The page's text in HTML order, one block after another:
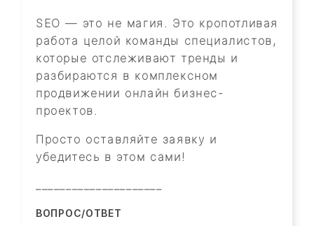
SEO — это не магия. Это кропотливая
работа целой команды специалистов,
которые отслеживают тренды и
разбираются в комплексном
продвижении онлайн бизнес-
проектов.
Просто оставляйте заявку и
убедитесь в этом сами!
_____________________
ВОПРОС/ОТВЕТ